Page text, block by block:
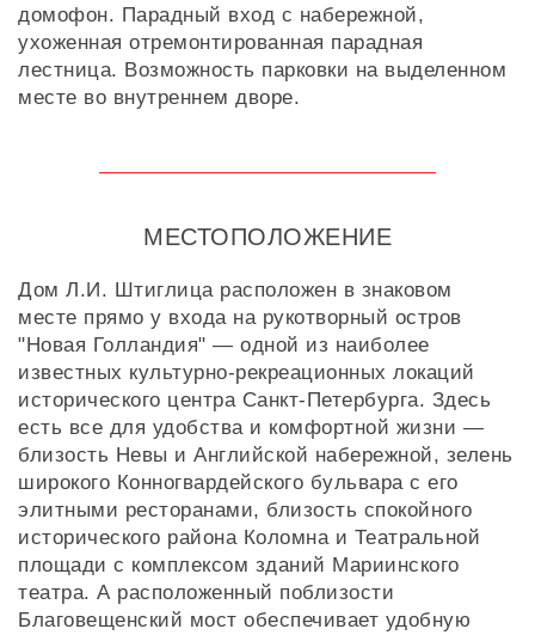
домофон. Парадный вход с набережной,
ухоженная отремонтированная парадная
лестница. Возможность парковки на выделенном
месте во внутреннем дворе.
МЕСТОПОЛОЖЕНИЕ
Дом Л.И. Штиглица расположен в знаковом
месте прямо у входа на рукотворный остров
"Новая Голландия" — одной из наиболее
известных культурно-рекреационных локаций
исторического центра Санкт-Петербурга. Здесь
есть все для удобства и комфортной жизни —
близость Невы и Английской набережной, зелень
широкого Конногвардейского бульвара с его
элитными ресторанами, близость спокойного
исторического района Коломна и Театральной
площади с комплексом зданий Мариинского
театра. А расположенный поблизости
Благовещенский мост обеспечивает удобную